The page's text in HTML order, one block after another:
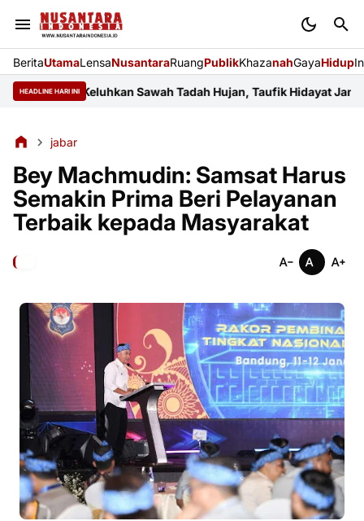
BeritaUtamaLensaNusantaraRuangPublikKhazanahGayaHidup
HEADLINE HARI INI
Keluhkan Sawah Tadah Hujan, Taufik Hidayat Janji
jabar
Bey Machmudin: Samsat Harus
Semakin Prima Beri Pelayanan
Terbaik kepada Masyarakat